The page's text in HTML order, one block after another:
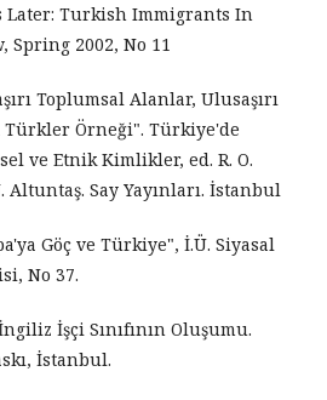
Later: Turkish Immigrants In
Spring 2002, No 11
Toplumsal Alanlar, Ulusaşırı
Örneği". Türkiye'de
ve Etnik Kimlikler, ed. R. O.
Altuntaş. Say Yayınları. İstanbul
Göç ve Türkiye", İ.Ü. Siyasal
No 37.
İşçi Sınıfının Oluşumu.
İstanbul.